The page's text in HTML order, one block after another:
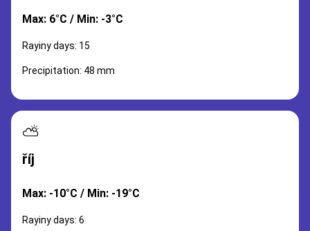
Max: 6°C / Min: -3°C
Rayiny days: 15
Precipitation: 48 mm
⛅
říj
Max: -10°C / Min: -19°C
Rayiny days: 6